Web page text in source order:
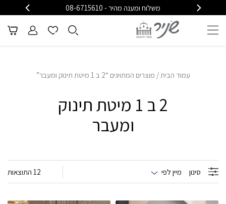
משלוח ומענה מהיר - 08-6715610
עמוד הבית/ מוצרים המתויגים “2 ב 1 מיטת תינוק ומעבר”
2 ב 1 מיטת תינוק
ומעבר
סינון מיין לפי 12 התוצאות